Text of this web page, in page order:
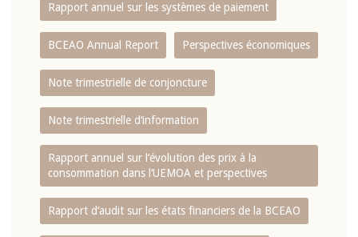
Rapport annuel sur les systèmes de paiement
BCEAO Annual Report Perspectives économiques
Note trimestrielle de conjoncture
Note trimestrielle d‘information
Rapport annuel sur l‘évolution des prix à la
consommation dans l‘UEMOA et perspectives
Rapport d‘audit sur les états financiers de la BCEAO